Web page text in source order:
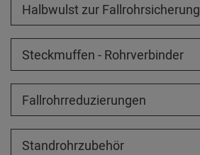
Halbwulst zur Fallrohrsicherung
Steckmuffen - Rohrverbinder
Fallrohrreduzierungen
Standrohrzubehör